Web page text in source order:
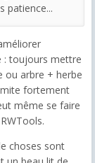
patience...
: toujours mettre
ou arbre + herbe
fortement
même se faire
choses sont